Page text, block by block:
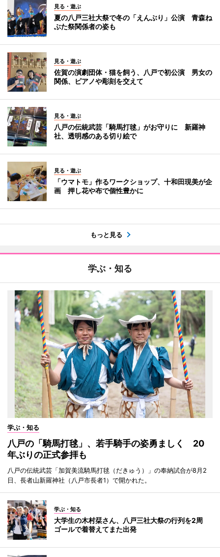
見る・遊ぶ
夏の八戸三社大祭で冬の「えんぶり」公演 青森ね
ぶた祭関係者の姿も
見る・遊ぶ
佐賀の演劇団体・猫を飼う、八戸で初公演 男女の
関係、ピアノや彫刻を交えて
見る・遊ぶ
八戸の伝統武芸「騎馬打毬」がお守りに 新羅神
社、透明感のある切り絵で
見る・遊ぶ
「ウマトモ」作るワークショップ、十和田現美が企
画 押し花や布で個性豊かに
もっと見る
学ぶ・知る
学ぶ・知る
八戸の「騎馬打毬」、若手騎手の姿勇ましく 20
年ぶりの正式参拝も
八戸の伝統武芸「加賀美流騎馬打毬（だきゅう）」の奉納試合が8月2
日、長者山新羅神社（八戸市長者1）で開かれた。
学ぶ・知る
大学生の木村栞さん、八戸三社大祭の行列を2周
ゴールで着替えてまた出発